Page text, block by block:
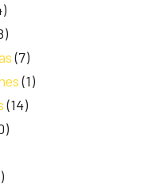
(7)
(1)
(14)